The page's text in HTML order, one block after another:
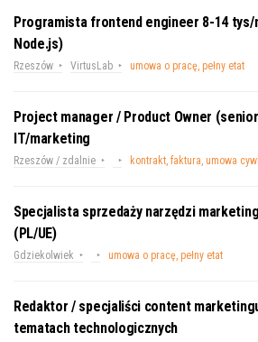
Programista frontend engineer 8-14 tys/
Node.js)
Rzeszów VirtusLab umowa o pracę, pełny etat
Project manager / Product Owner
IT/marketing
Rzeszów / zdalnie kontrakt, faktura, umowa
Specjalista sprzedaży narzędzi
(PL/UE)
Gdziekolwiek umowa o pracę, pełny etat
Redaktor / specjaliści content
tematach technologicznych